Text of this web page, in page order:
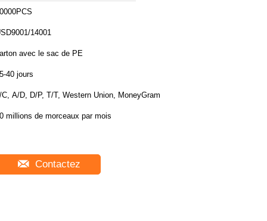
14001
avec le sac de PE
40 jours
C, A/D, D/P, T/T, Western Union, MoneyGram
millions de morceaux par mois
Contactez